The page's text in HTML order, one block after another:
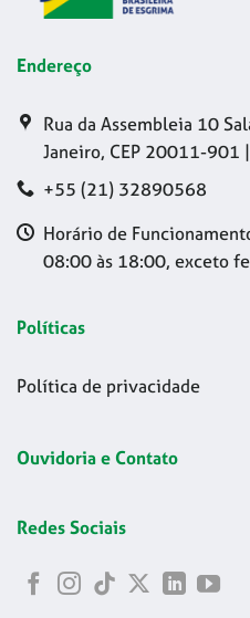
Endereço
Rua da Assembleia 10
Janeiro, CEP 20011-901 |
+55 (21) 32890568
Horário de
08:00 às 18:00, exceto
Políticas
Política de privacidade
Ouvidoria e Contato
Redes Sociais